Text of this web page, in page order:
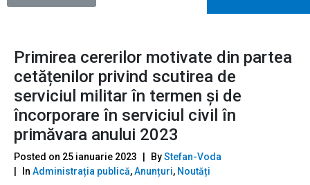
Primirea cererilor motivate din partea
cetățenilor privind scutirea de
serviciul militar în termen și de
încorporare în serviciul civil în
primăvara anului 2023
Posted on 25 ianuarie 2023 ByStefan-Voda
In Administrația publică,Anunțuri, Noutăți